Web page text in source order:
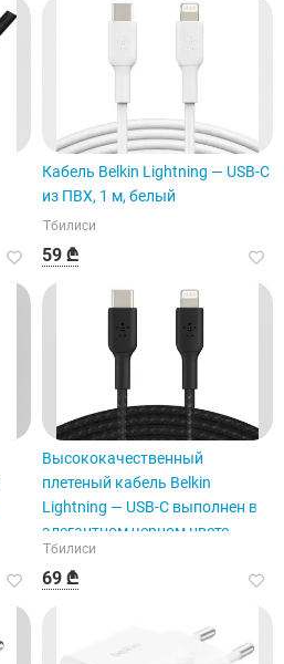
Кабель Belkin Lightning — USB-C
из ПВХ, 1 м, белый
Тбилиси
59 ₾
Высококачественный
плетеный кабель Belkin
Lightning — USB-C выполнен в
элегантном черном цвете.
Тбилиси
69 ₾